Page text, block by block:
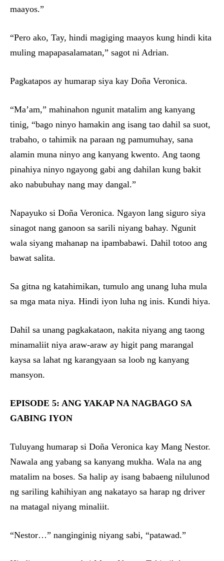
maayos.”
“Pero ako, Tay, hindi magiging maayos kung hindi kita
muling mapapasalamatan,” sagot ni Adrian.
Pagkatapos ay humarap siya kay Doña Veronica.
“Ma’am,” mahinahon ngunit matalim ang kanyang
tinig, “bago ninyo hamakin ang isang tao dahil sa suot,
trabaho, o tahimik na paraan ng pamumuhay, sana
alamin muna ninyo ang kanyang kwento. Ang taong
pinahiya ninyo ngayong gabi ang dahilan kung bakit
ako nabubuhay nang may dangal.”
Napayuko si Doña Veronica. Ngayon lang siguro siya
sinagot nang ganoon sa sarili niyang bahay. Ngunit
wala siyang mahanap na ipambabawi. Dahil totoo ang
bawat salita.
Sa gitna ng katahimikan, tumulo ang unang luha mula
sa mga mata niya. Hindi iyon luha ng inis. Kundi hiya.
Dahil sa unang pagkakataon, nakita niyang ang taong
minamaliit niya araw-araw ay higit pang marangal
kaysa sa lahat ng karangyaan sa loob ng kanyang
mansyon.
EPISODE 5: ANG YAKAP NA NAGBAGO SA
GABING IYON
Tuluyang humarap si Doña Veronica kay Mang Nestor.
Nawala ang yabang sa kanyang mukha. Wala na ang
matalim na boses. Sa halip ay isang babaeng nilulunod
ng sariling kahihiyan ang nakatayo sa harap ng driver
na matagal niyang minaliit.
“Nestor…” nanginginig niyang sabi, “patawad.”